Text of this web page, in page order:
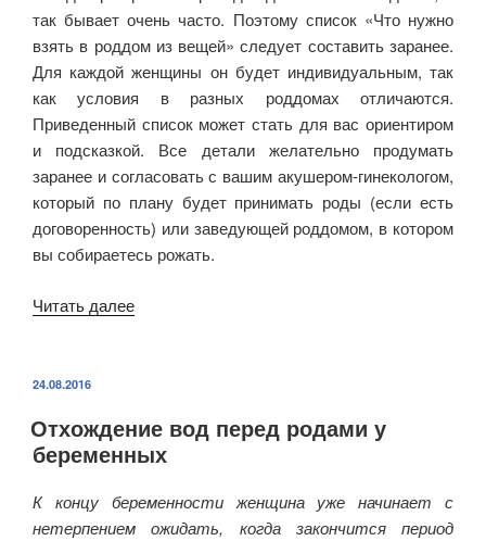
ложных
и
настоящих
схваток
при
беременности»
так бывает очень часто. Поэтому список «Что нужно
взять в роддом из вещей» следует составить заранее.
Для каждой женщины он будет индивидуальным, так
как условия в разных роддомах отличаются.
Приведенный список может стать для вас ориентиром
и подсказкой. Все детали желательно продумать
заранее и согласовать с вашим акушером-гинекологом,
который по плану будет принимать роды (если есть
договоренность) или заведующей роддомом, в котором
вы собираетесь рожать.
Читать далее
роддом:
обновленный
вещей»
ОПУБЛИКОВАНО
24.08.2016
Отхождение вод перед родами у
беременных
К концу беременности женщина уже начинает с
нетерпением ожидать, когда закончится период